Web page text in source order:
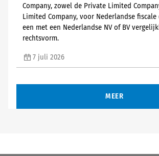
Company, zowel de Private Limited
Limited Company, voor Nederlandse
een met een Nederlandse NV of BV
rechtsvorm.
7 juli 2026
MEER